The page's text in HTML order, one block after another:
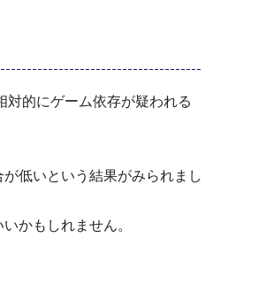
対的にゲーム依存が疑われる
低いという結果がみられまし
かもしれません。